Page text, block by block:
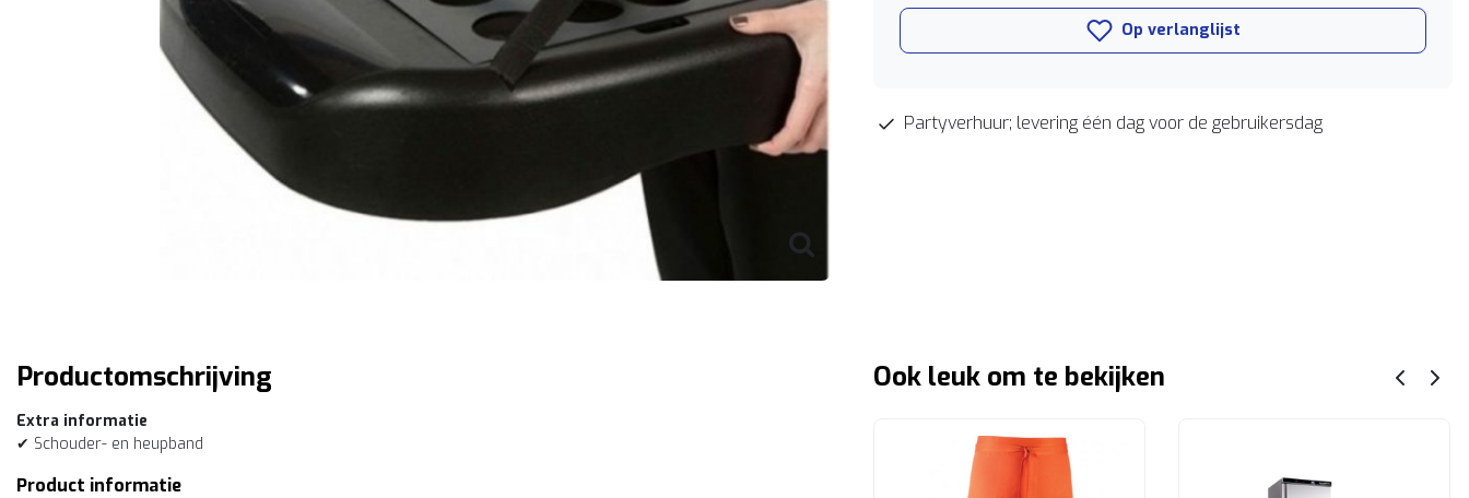
Op verlanglijst
Partyverhuur; levering één dag voor de gebruikersdag
Productomschrijving
Extra informatie
✔ Schouder- en heupband
Product informatie
Ook leuk om te bekijken